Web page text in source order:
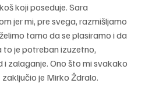
koji poseduje. Sara
jer mi, pre svega, razmišljamo
tamo da se plasiramo i da
to je potreban izuzetno,
i zalaganje. Ono što mi svakako
je Mirko Ždralo.